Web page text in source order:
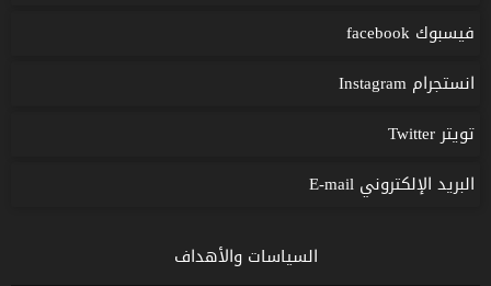
فيسبوك facebook
انستجرام Instagram
تويتر Twitter
البريد الإلكتروني E-mail
السياسات والأهداف